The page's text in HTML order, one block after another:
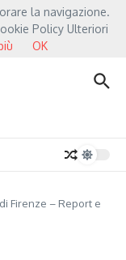
la data zero è un
Firenze – Report e
la navigazione.
Policy Ulteriori
OK